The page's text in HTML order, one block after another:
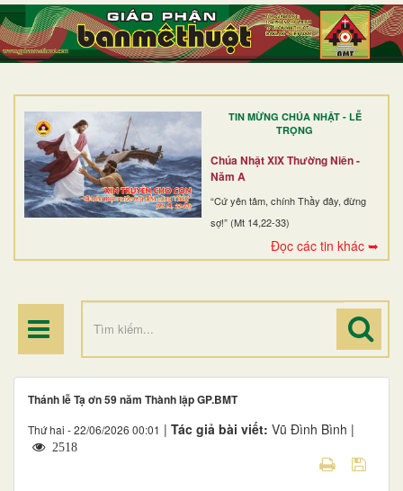
TIN MỪNG CHÚA NHẬT - LỄ
TRỌNG
Chúa Nhật XIX Thường Niên -
Năm A
“Cứ yên tâm, chính Thầy đây, đừng
sợ!” (Mt 14,22-33)
Đọc các tin khác ➥
TRANG NHẤT
GIỚI THIỆU
DÒNG TU
BAN MỤC VỤ
ĐOÀN THỂ CG
ĐIỂM HÀNH HƯƠNG
Thánh lễ Tạ ơn 59 năm Thành lập GP.BMT
Thứ hai - 22/06/2026 00:01 | Tác giả bài viết: Vũ Đình Bình |
2518